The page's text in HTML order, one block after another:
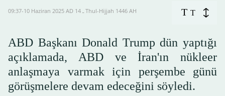
09:37-10 Haziran 2025 AD ـ 14 Thul-Hijjah 1446 AH T T
ABD Başkanı Donald Trump dün yaptığı
açıklamada, ABD ve İran'ın nükleer
anlaşmaya varmak için perşembe günü
görüşmelere devam edeceğini söyledi.